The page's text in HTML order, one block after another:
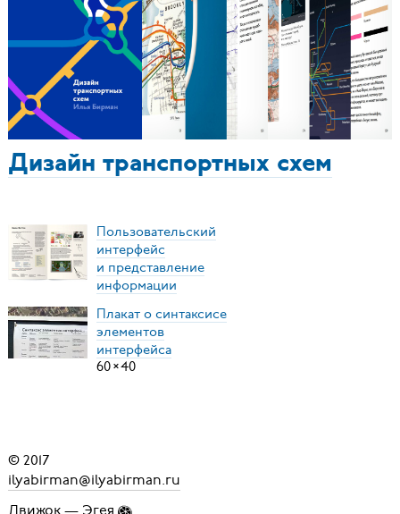
Дизайн транспортных схем
Пользовательский
интерфейс
и представление
информации
Плакат о синтаксисе
элементов
интерфейса
60×40
© 2017
ilyabirman@ilyabirman.ru